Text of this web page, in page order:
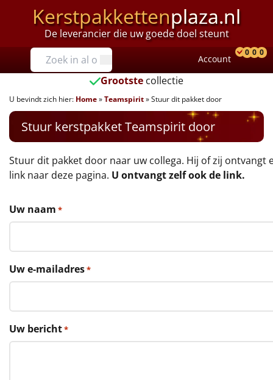
Kerstpakkettenplaza.nl
De leverancier die uw goede doel steunt
Prijzen
Tot €25
€25 tot €35
€35 tot €40
€40 tot €45
€50 tot €55
€55 tot €75
€75 tot €100
€100 en hoger
Alle kerstpakketten 2026
Account
0 0 0
Grootste collectie
U bevindt zich hier: Home»Teamspirit»Stuur dit pakket door
Stuur kerstpakket Teamspirit door
Stuur dit pakket door naar uw collega. Hij of zij ontvangt
link naar deze pagina. U ontvangt zelf ook de link.
Uw naam *
Uw e-mailadres*
Uw bericht*